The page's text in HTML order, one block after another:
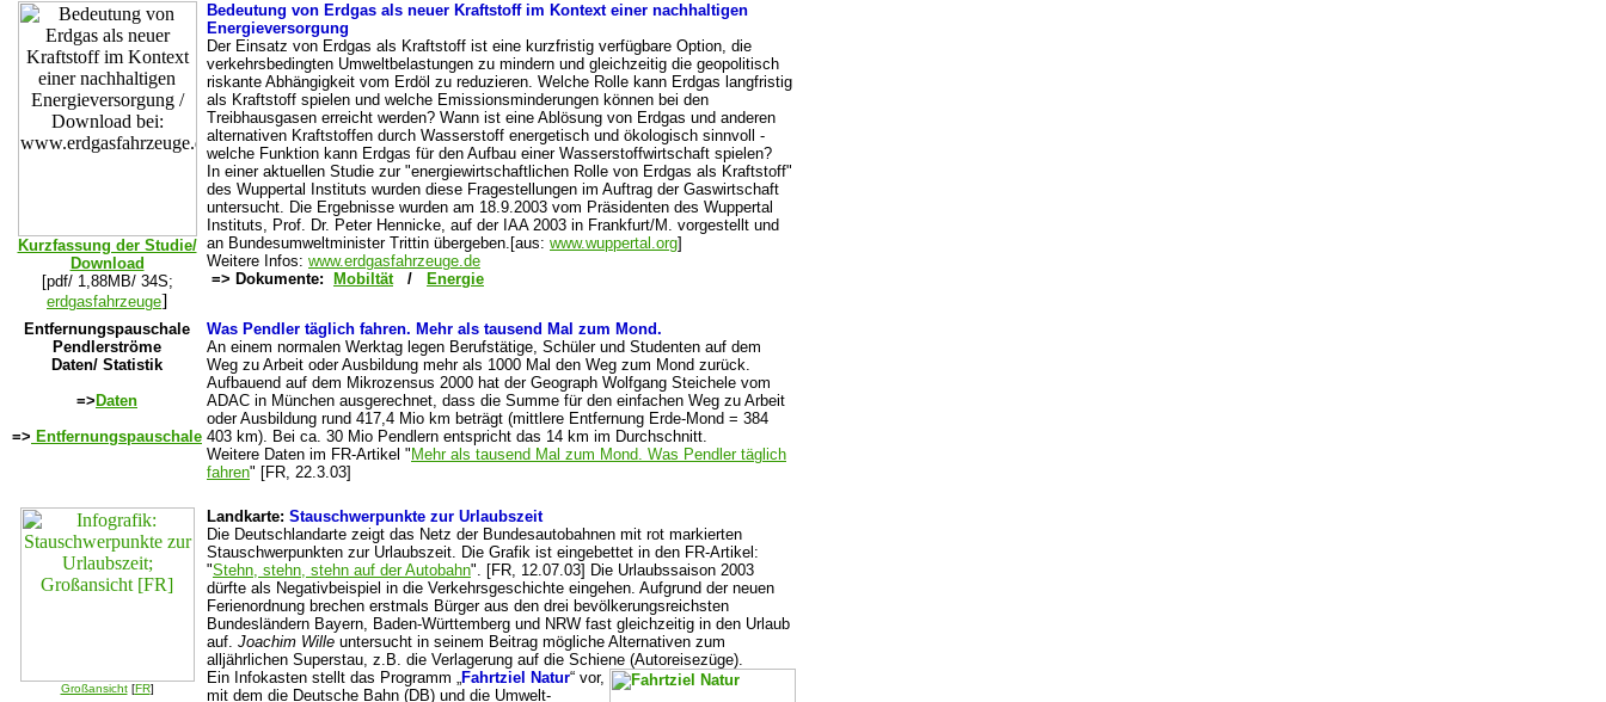
Kurzfassung der Studie/
Download
[pdf/ 1,88MB/ 34S;
erdgasfahrzeuge]
Bedeutung von Erdgas als neuer Kraftstoff im Kontext einer nachhaltigen
Energieversorgung
Der Einsatz von Erdgas als Kraftstoff ist eine kurzfristig verfügbare Option, die
verkehrsbedingten Umweltbelastungen zu mindern und gleichzeitig die geopolitisch
riskante Abhängigkeit vom Erdöl zu reduzieren. Welche Rolle kann Erdgas langfristig
als Kraftstoff spielen und welche Emissionsminderungen können bei den
Treibhausgasen erreicht werden? Wann ist eine Ablösung von Erdgas und anderen
alternativen Kraftstoffen durch Wasserstoff energetisch und ökologisch sinnvoll -
welche Funktion kann Erdgas für den Aufbau einer Wasserstoffwirtschaft spielen?
In einer aktuellen Studie zur "energiewirtschaftlichen Rolle von Erdgas als Kraftstoff"
des Wuppertal Instituts wurden diese Fragestellungen im Auftrag der Gaswirtschaft
untersucht. Die Ergebnisse wurden am 18.9.2003 vom Präsidenten des Wuppertal
Instituts, Prof. Dr. Peter Hennicke, auf der IAA 2003 in Frankfurt/M. vorgestellt und
an Bundesumweltminister Trittin übergeben.[aus: www.wuppertal.org]
Weitere Infos: www.erdgasfahrzeuge.de
=> Dokumente:
Mobiltät/ Energie
Entfernungspauschale
Pendlerströme
Daten/ Statistik
=> Daten
=> Entfernungspauschale
Was Pendler täglich fahren. Mehr als tausend Mal zum Mond.
An einem normalen Werktag legen Berufstätige, Schüler und Studenten auf dem
Weg zu Arbeit oder Ausbildung mehr als 1000 Mal den Weg zum Mond zurück.
Aufbauend auf dem Mikrozensus 2000 hat der Geograph Wolfgang Steichele vom
ADAC in München ausgerechnet, dass die Summe für den einfachen Weg zu Arbeit
oder Ausbildung rund 417,4 Mio km beträgt (mittlere Entfernung Erde-Mond = 384
403 km). Bei ca. 30 Mio Pendlern entspricht das 14 km im Durchschnitt.
Weitere Daten im FR-Artikel " Mehr als tausend Mal zum Mond. Was Pendler täglich
fahren" [FR, 22.3.03]
Großansicht[FR]
Landkarte: Stauschwerpunkte zur Urlaubszeit
Die Deutschlandarte zeigt das Netz der Bundesautobahnen mit rot markierten
Stauschwerpunkten zur Urlaubszeit. Die Grafik ist eingebettet in den FR-Artikel:
"Stehn, stehn, stehn auf der Autobahn". [FR, 12.07.03] Die Urlaubssaison 2003
dürfte als Negativbeispiel in die Verkehrsgeschichte eingehen. Aufgrund der neuen
Ferienordnung brechen erstmals Bürger aus den drei bevölkerungsreichsten
Bundesländern Bayern, Baden-Württemberg und NRW fast gleichzeitig in den Urlaub
auf. Joachim Wille untersucht in seinem Beitrag mögliche Alternativen zum
alljährlichen Superstau, z.B. die Verlagerung auf die Schiene (Autoreisezüge).
Ein Infokasten stellt das Programm „Fahrtziel Natur“ vor,
mit dem die Deutsche Bahn (DB) und die Umwelt-